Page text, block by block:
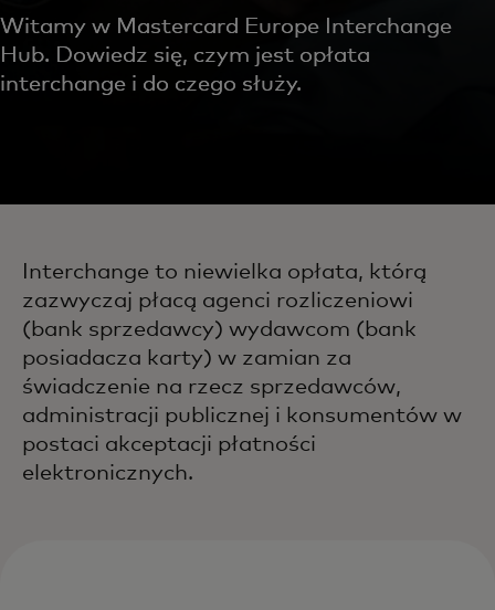
Witamy w Mastercard Europe Interchange
Hub. Dowiedz się, czym jest opłata
interchange i do czego służy.
Interchange to niewielka opłata, którą
zazwyczaj płacą agenci rozliczeniowi
(bank sprzedawcy) wydawcom (bank
posiadacza karty) w zamian za
świadczenie na rzecz sprzedawców,
administracji publicznej i konsumentów w
postaci akceptacji płatności
elektronicznych.